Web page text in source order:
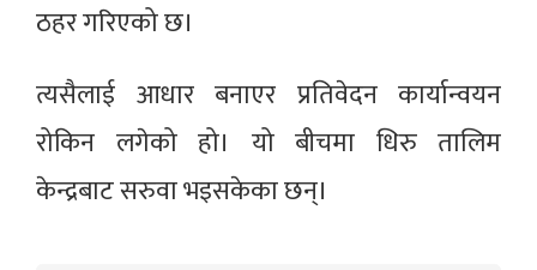
ठहर गरिएको छ।
त्यसैलाई आधार बनाएर प्रतिवेदन कार्यान्वयन
रोकिन लगेको हो। यो बीचमा धिरु तालिम
केन्द्रबाट सरुवा भइसकेका छन्।